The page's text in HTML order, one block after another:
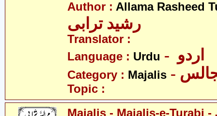
Author : Allama Rasheed
رشید ترابی
Translator :
Language : Urdu
Category : Majalis
Topic :
Majalis - Majalis-e-Turabi -